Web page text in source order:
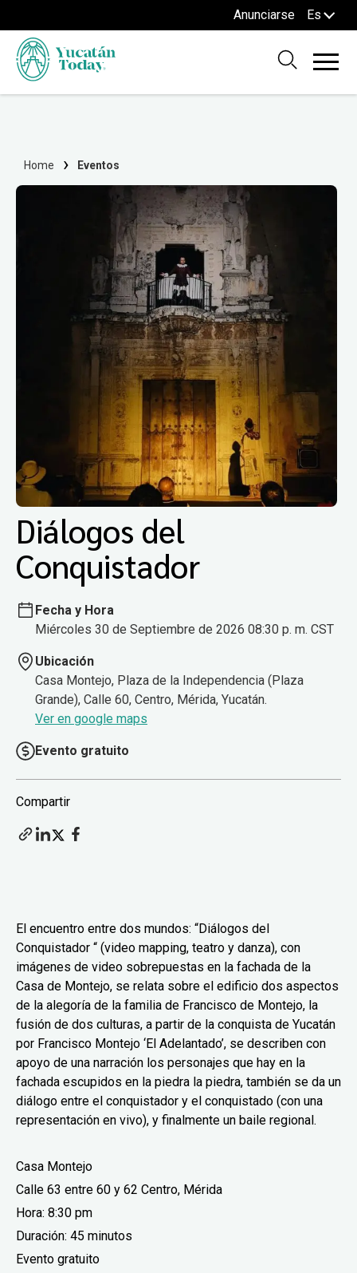
Anunciarse Es
Home Eventos
Diálogos del
Conquistador
Fecha y Hora
Miércoles 30 de Septiembre de 2026 08:30 p. m. CST
Ubicación
Casa Montejo, Plaza de la Independencia (Plaza
Grande), Calle 60, Centro, Mérida, Yucatán.
Ver en google maps
Evento gratuito
Compartir
El encuentro entre dos mundos: “Diálogos del
Conquistador “ (video mapping, teatro y danza), con
imágenes de video sobrepuestas en la fachada de la
Casa de Montejo, se relata sobre el edificio dos aspectos
de la alegoría de la familia de Francisco de Montejo, la
fusión de dos culturas, a partir de la conquista de Yucatán
por Francisco Montejo ‘El Adelantado’, se describen con
apoyo de una narración los personajes que hay en la
fachada escupidos en la piedra la piedra, también se da un
diálogo entre el conquistador y el conquistado (con una
representación en vivo), y finalmente un baile regional.
Casa Montejo
Calle 63 entre 60 y 62 Centro, Mérida
Hora: 8:30 pm
Duración: 45 minutos
Evento gratuito